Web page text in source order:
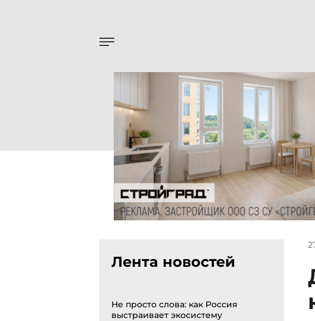
Лента новостей
Не просто слова: как Россия
выстраивает экосистему